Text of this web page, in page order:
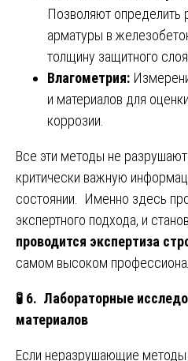
Позволяют определить
арматуры в
толщину защитного
Влагометрия:
и материалов для
коррозии.
Все эти методы не
критически важную
состоянии. Именно здесь
экспертного подхода, и
проводится экспертиза
самом высоком
🧪 6. Лабораторные
материалов
Если неразрушающие